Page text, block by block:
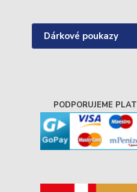
Dárkové poukazy
PODPORUJEME